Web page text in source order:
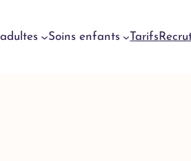
Soins enfants Tarifs